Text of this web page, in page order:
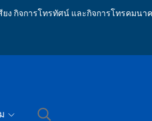
ยง กิจการโทรทัศน์ และกิจการโทรคมนา